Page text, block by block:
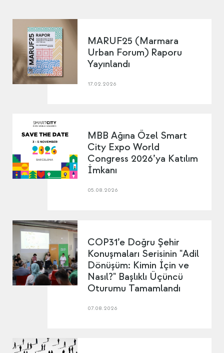
MARUF25 (Marmara
Urban Forum) Raporu
Yayınlandı
17.02.2026
MBB Ağına Özel Smart
City Expo World
Congress 2026’ya Katılım
İmkanı
05.08.2026
COP31’e Doğru Şehir
Konuşmaları Serisinin "Adil
Dönüşüm: Kimin İçin ve
Nasıl?" Başlıklı Üçüncü
Oturumu Tamamlandı
07.08.2026